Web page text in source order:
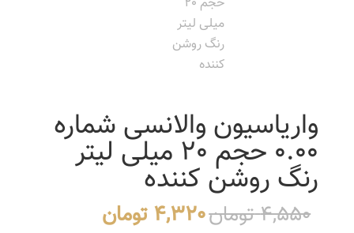
واریاسیون والانسی شماره
0.00 حجم 20 میلی لیتر
رنگ روشن کننده
4,550تومانقیمت
4,320تومانقیمت